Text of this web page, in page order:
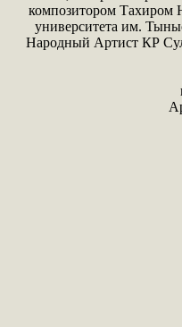
композитором Тахиром
университета им.
Народный Артист КР